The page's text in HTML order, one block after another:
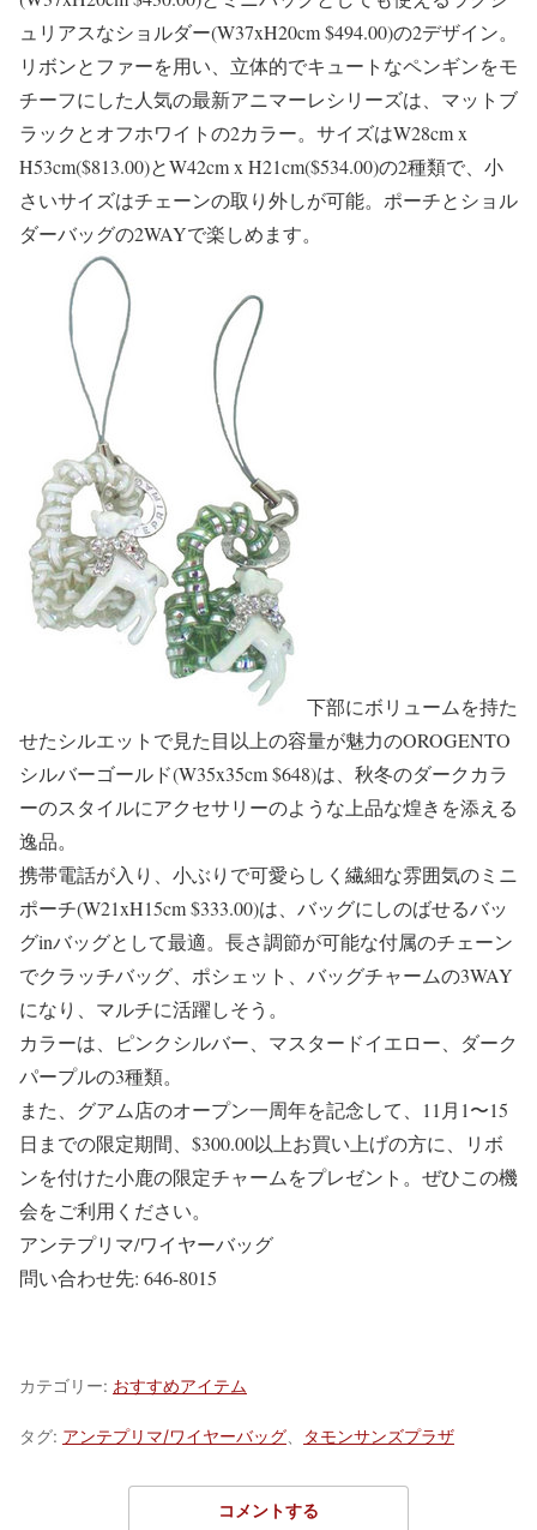
ュリアスなショルダー(W37xH20cm $494.00)の2デザイン。
リボンとファーを用い、立体的でキュートなペンギンをモ
チーフにした人気の最新アニマーレシリーズは、マットブ
ラックとオフホワイトの2カラー。サイズはW28cm x
H53cm($813.00)とW42cm x H21cm($534.00)の2種類で、小
さいサイズはチェーンの取り外しが可能。ポーチとショル
ダーバッグの2WAYで楽しめます。
下部にボリュームを持た
せたシルエットで見た目以上の容量が魅力のOROGENTO
シルバーゴールド(W35x35cm $648)は、秋冬のダークカラ
ーのスタイルにアクセサリーのような上品な煌きを添える
逸品。
携帯電話が入り、小ぶりで可愛らしく繊細な雰囲気のミニ
ポーチ(W21xH15cm $333.00)は、バッグにしのばせるバッ
グinバッグとして最適。長さ調節が可能な付属のチェーン
でクラッチバッグ、ポシェット、バッグチャームの3WAY
になり、マルチに活躍しそう。
カラーは、ピンクシルバー、マスタードイエロー、ダーク
パープルの3種類。
また、グアム店のオープン一周年を記念して、11月1〜15
日までの限定期間、$300.00以上お買い上げの方に、リボ
ンを付けた小鹿の限定チャームをプレゼント。ぜひこの機
会をご利用ください。
アンテプリマ/ワイヤーバッグ
問い合わせ先: 646-8015
カテゴリー: おすすめアイテム
タグ: アンテプリマ/ワイヤーバッグ タモンサンズプラザ
コメントする